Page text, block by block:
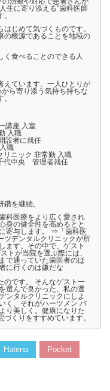
生に寄り添える”歯科医師
じめて気づくものです。
の根源であることを地域の
く食べることのできる人
えています。一人ひとりが
ら寄り添う気持ち持ちな
講座 入室
入職
設者に就任
職
ニック 非常勤 入職
代中央 管理者就任
を継続。
科医療をより広く愛され
身の健全性を高めるとと
寄与します。 ⇒「歯科医
ツデンタルクリニックが所
ます。その中で、ゲスト
トが当院を選ぶ際には、
で通っていた歯医者のほ
に行くのは嫌だな
のです。 そんなゲスト一
選んで良かった。私の選
ンタルクリニックにしよ
く、それがハーツメン バ
り美しく。健康になりた
くりをすすめています。
Hatena Pocket